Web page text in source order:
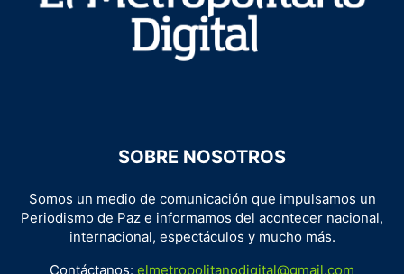
SOBRE NOSOTROS
Somos un medio de comunicación que impulsamos un
Periodismo de Paz e informamos del acontecer nacional,
internacional, espectáculos y mucho más.
Contáctanos: elmetropolitanodigital@gmail.com